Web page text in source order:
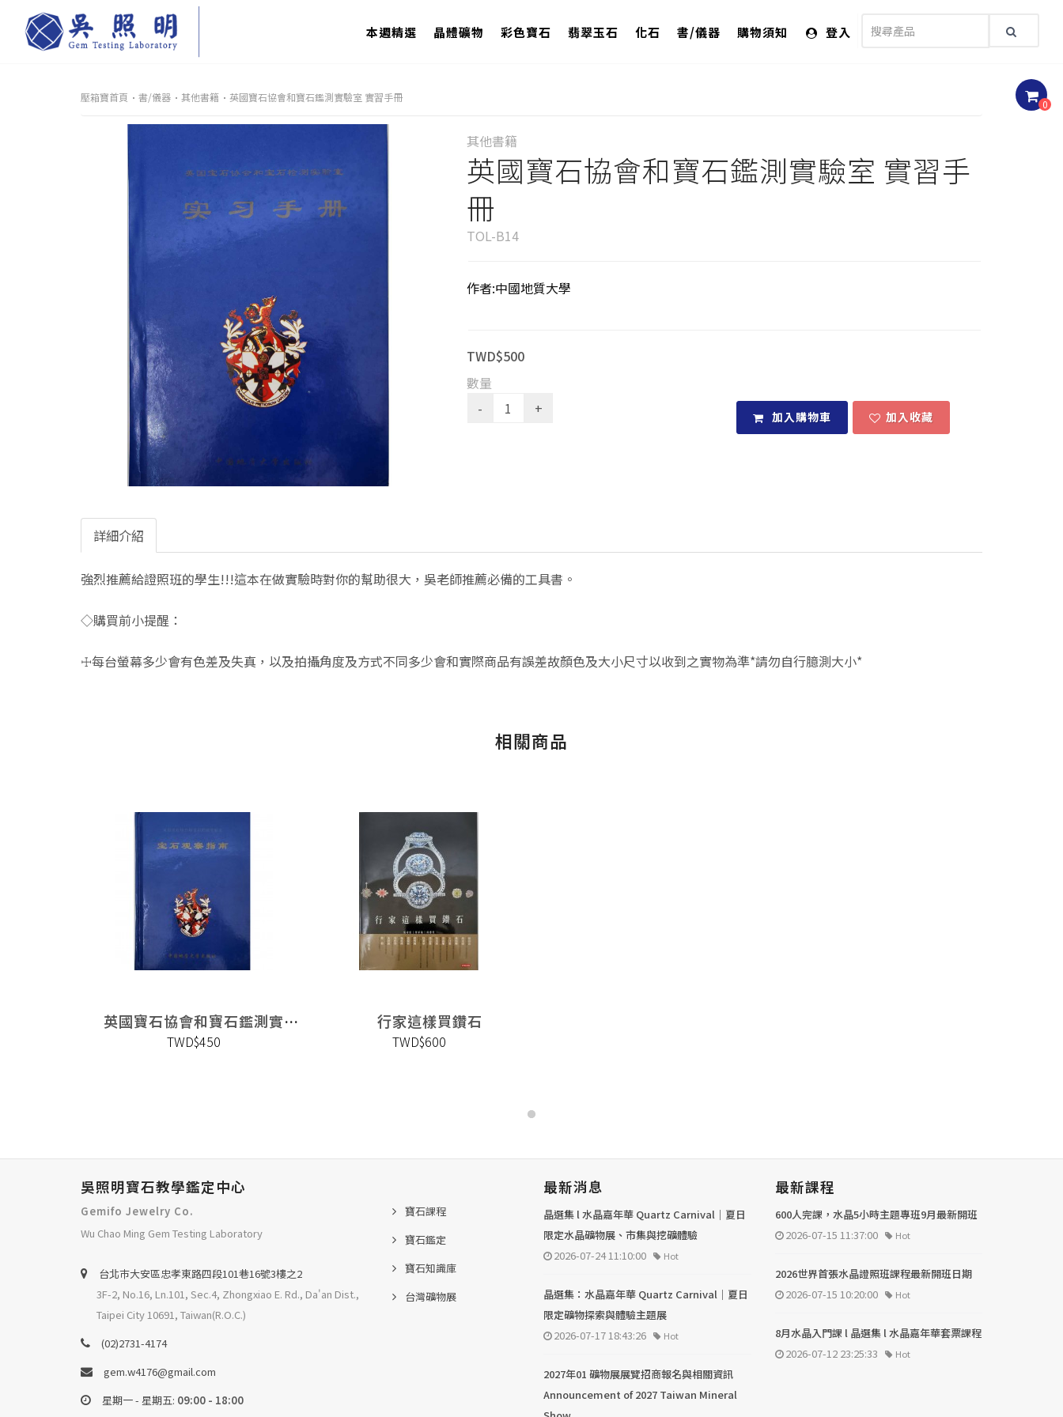
本週精選 晶體礦物 彩色寶石 翡翠玉石 化石 書/儀器 購物須知 登入
0
壓箱寶首頁 書/儀器 其他書籍 英國寶石協會和寶石鑑測實驗室 實習手冊
其他書籍
英國寶石協會和寶石鑑測實驗室 實習手
冊
TOL-B14
作者:中國地質大學
TWD$500
數量
加入購物車 加入收藏
詳細介紹
強烈推薦給證照班的學生!!!這本在做實驗時對你的幫助很大，吳老師推薦必備的工具書。
◇購買前小提醒：
☩每台螢幕多少會有色差及失真，以及拍攝角度及方式不同多少會和實際商品有誤差故顏色及大小尺寸以收到之實物為準*請勿自行臆測大小*
相關商品
英國寶石協會和寶石鑑測實驗室 寶石觀察指南
TWD$450
行家這樣買鑽石
TWD$600
吳照明寶石教學鑑定中心
Gemifo Jewelry Co.
Wu Chao Ming Gem Testing Laboratory
台北巿大安區忠孝東路四段101巷16號3樓之2
3F-2, No.16, Ln.101, Sec.4, Zhongxiao E. Rd., Da'an Dist.,
Taipei City 10691, Taiwan(R.O.C.)
(02)2731-4174
gem.w4176@gmail.com
星期一 - 星期五: 09:00 - 18:00
寶石課程
寶石鑑定
寶石知識庫
台灣礦物展
最新消息
晶選集 l 水晶嘉年華 Quartz Carnival｜夏日
限定水晶礦物展、市集與挖礦體驗
2026-07-24 11:10:00
Hot
晶選集：水晶嘉年華 Quartz Carnival｜夏日
限定礦物探索與體驗主題展
2026-07-17 18:43:26
Hot
2027年01 礦物展展覽招商報名與相關資訊
Announcement of 2027 Taiwan Mineral
最新課程
600人完課，水晶5小時主題專班9月最新開班
2026-07-15 11:37:00
Hot
2026世界首張水晶證照班課程最新開班日期
2026-07-15 10:20:00
Hot
8月水晶入門課 l 晶選集 l 水晶嘉年華套票課程
2026-07-12 23:25:33
Hot